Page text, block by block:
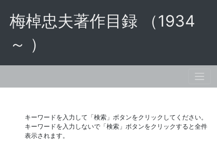
梅棹忠夫著作目録 （1934
～ ）
キーワードを入力して「検索」ボタンをクリックしてください。
キーワードを入力しないで「検索」ボタンをクリックすると全件
表示されます。